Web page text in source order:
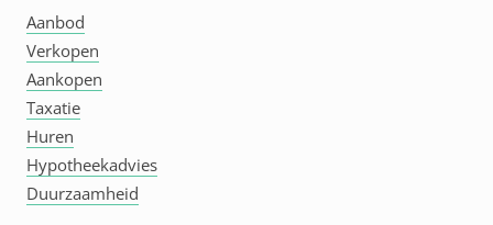
Aanbod
Verkopen
Aankopen
Taxatie
Huren
Hypotheekadvies
Duurzaamheid